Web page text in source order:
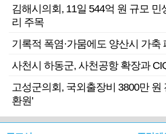
김해시의회, 11일 544억 원 규모 민
리 주목
기록적 폭염·가뭄에도 양산시 가축
사천시 하동군, 사천공항 확장과
고성군의회, 국외출장비 3800만 원
환원'